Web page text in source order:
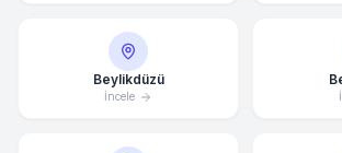
Beylikdüzü
İncele